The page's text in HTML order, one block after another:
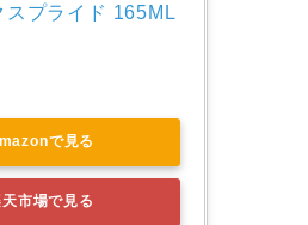
スプライド 165ML
で見る
市場で見る